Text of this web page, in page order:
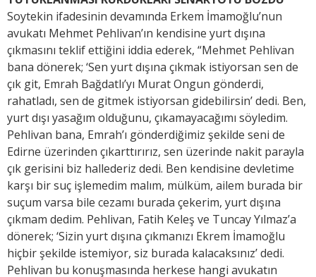
Soytekin ifadesinin devamında Erkem İmamoğlu’nun
avukatı Mehmet Pehlivan’ın kendisine yurt dışına
çıkmasını teklif ettiğini iddia ederek, “Mehmet Pehlivan
bana dönerek; ‘Sen yurt dışına çıkmak istiyorsan sen de
çık git, Emrah Bağdatlı’yı Murat Ongun gönderdi,
rahatladı, sen de gitmek istiyorsan gidebilirsin’ dedi. Ben,
yurt dışı yasağım olduğunu, çıkamayacağımı söyledim.
Pehlivan bana, Emrah’ı gönderdiğimiz şekilde seni de
Edirne üzerinden çıkarttırırız, sen üzerinde nakit parayla
çık gerisini biz hallederiz dedi. Ben kendisine devletime
karşı bir suç işlemedim malım, mülküm, ailem burada bir
suçum varsa bile cezamı burada çekerim, yurt dışına
çıkmam dedim. Pehlivan, Fatih Keleş ve Tuncay Yılmaz’a
dönerek; ‘Sizin yurt dışına çıkmanızı Ekrem İmamoğlu
hiçbir şekilde istemiyor, siz burada kalacaksınız’ dedi.
Pehlivan bu konuşmasında herkese hangi avukatın